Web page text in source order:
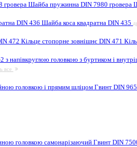
гровераШайба пружинна DIN 7980 гровера
DIN 436 Шайба коса квадратна DIN 435
472 Кільце стопорне зовнішнє DIN 471
з напівкруглою головкою з буртиком і
все
головкою і прямим шліцом Гвинт DIN
головкою самонарізаючий Гвинт DIN